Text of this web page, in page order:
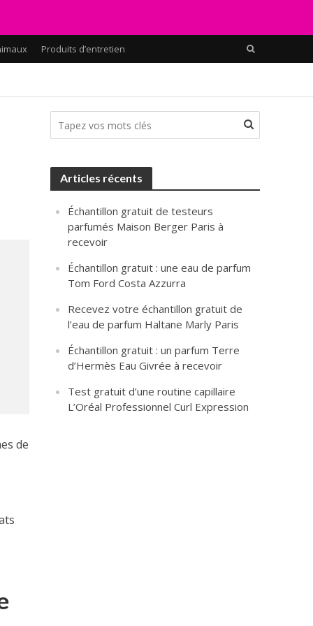
Produits d’entretien
de
Articles récents
Échantillon gratuit de testeurs
parfumés Maison Berger Paris à
recevoir
Échantillon gratuit : une eau de parfum
Tom Ford Costa Azzurra
Recevez votre échantillon gratuit de
l’eau de parfum Haltane Marly Paris
Échantillon gratuit : un parfum Terre
d’Hermès Eau Givrée à recevoir
Test gratuit d’une routine capillaire
L’Oréal Professionnel Curl Expression